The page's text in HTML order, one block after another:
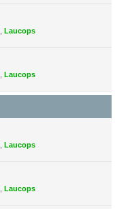
Laucops
Laucops
Laucops
Laucops